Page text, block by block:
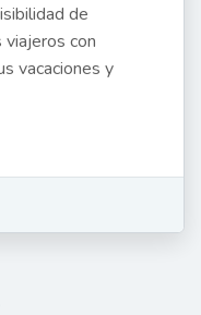
de
con
vacaciones y